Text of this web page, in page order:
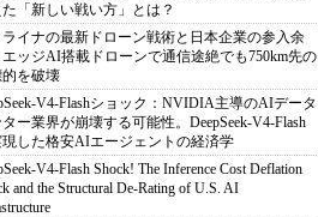
「新しい戦い方」とは？
ライナの最新ドローン戦術と日本企業の参入余
ッジAI搭載ドローンで通信途絶でも750km先の
を破壊
V4-Flashショック：NVIDIA主導のAIデータ
ー業界が崩壊する可能性。DeepSeek-V4-Flash
した格安AIエージェントの経済学
V4-Flash Shock! The Inference Cost Deflation
and the Structural De-Rating of U.S. AI